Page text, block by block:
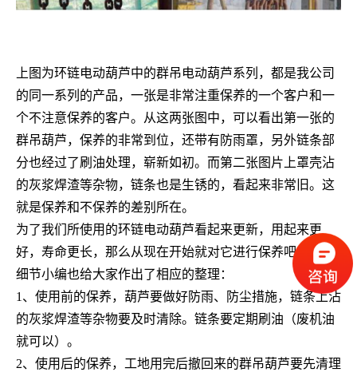
上图为环链电动葫芦中的群吊电动葫芦系列，都是我公司
的同一系列的产品，一张是非常注重保养的一个客户和一
个不注意保养的客户。从这两张图中，可以看出第一张的
群吊葫芦，保养的非常到位，还带有防雨罩，另外链条部
分也经过了刷油处理，崭新如初。而第二张图片上罩壳沾
的灰浆焊渣等杂物，链条也是生锈的，看起来非常旧。这
就是保养和不保养的差别所在。
为了我们所使用的环链电动葫芦看起来更新，用起来更
好，寿命更长，那么从现在开始就对它进行保养吧。保养
细节小编也给大家作出了相应的整理：
1、使用前的保养，葫芦要做好防雨、防尘措施，链条上沾
的灰浆焊渣等杂物要及时清除。链条要定期刷油（废机油
就可以）。
2、使用后的保养，工地用完后撤回来的群吊葫芦要先清理